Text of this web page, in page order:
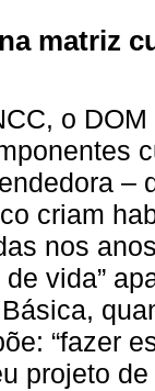
matriz
o
–
criam
nos
de vida”
“fazer
projeto